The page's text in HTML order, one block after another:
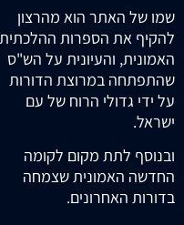
שמו של האתר הוא מהרצון
להקיף את הספרות
האמונית, והעיונית על הש"ס
שהתפתחה במרוצת הדורות
על ידי גדולי הרוח של עם
ישראל.
ובנוסף לתת מקום לקומה
החדשה האמונית שצמחה
בדורות האחרונים.